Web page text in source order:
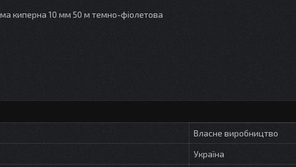
киперна 10 мм 50 м темно-фіолетова
Власне виробництво
Україна